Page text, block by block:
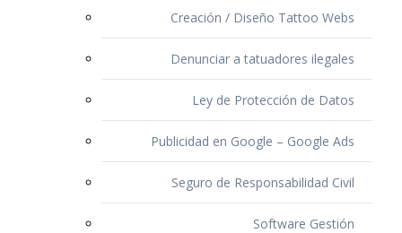
Creación / Diseño Tattoo Webs
Denunciar a tatuadores ilegales
Ley de Protección de Datos
Publicidad en Google – Google Ads
Seguro de Responsabilidad Civil
Software Gestión